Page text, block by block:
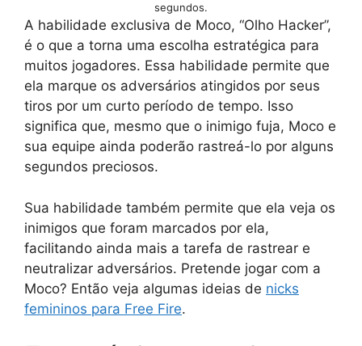
segundos.
A habilidade exclusiva de Moco, “Olho Hacker”,
é o que a torna uma escolha estratégica para
muitos jogadores. Essa habilidade permite que
ela marque os adversários atingidos por seus
tiros por um curto período de tempo. Isso
significa que, mesmo que o inimigo fuja, Moco e
sua equipe ainda poderão rastreá-lo por alguns
segundos preciosos.
Sua habilidade também permite que ela veja os
inimigos que foram marcados por ela,
facilitando ainda mais a tarefa de rastrear e
neutralizar adversários. Pretende jogar com a
Moco? Então veja algumas ideias de nicks
femininos para Free Fire.